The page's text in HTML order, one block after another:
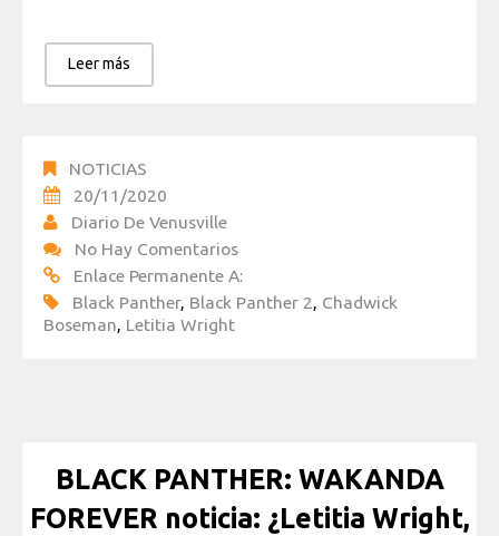
Leer más
NOTICIAS
20/11/2020
Diario De Venusville
No Hay Comentarios
Enlace Permanente A:
Black Panther, Black Panther 2, Chadwick
Boseman, Letitia Wright
BLACK PANTHER: WAKANDA
FOREVER noticia: ¿Letitia Wright,